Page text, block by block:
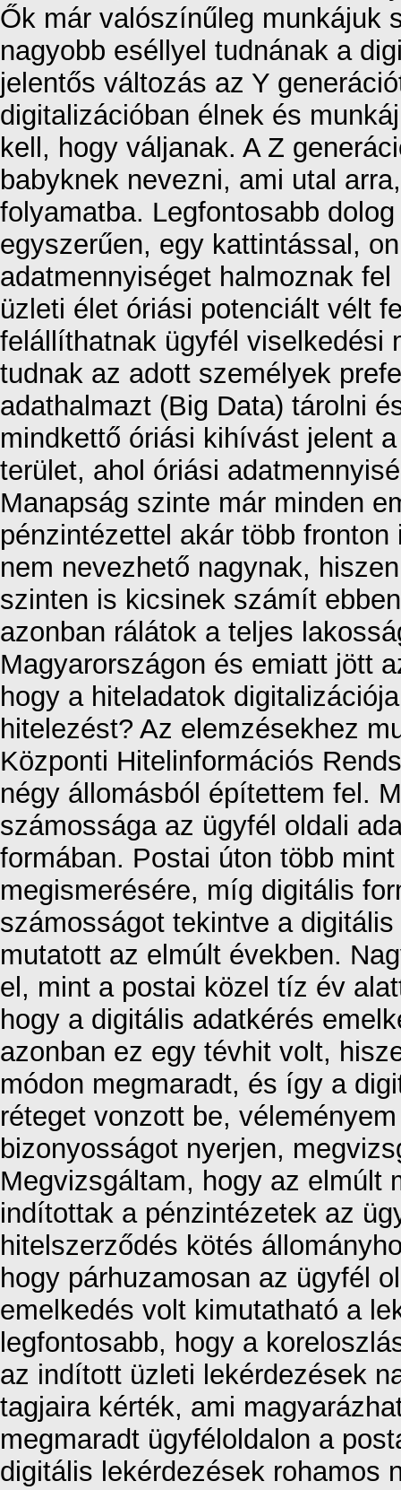
Ők már valószínűleg munkájuk
nagyobb eséllyel tudnának a
jelentős változás az Y
digitalizációban élnek és
kell, hogy váljanak. A Z
babyknek nevezni, ami utal
folyamatba. Legfontosabb
egyszerűen, egy kattintással,
adatmennyiséget halmoznak
üzleti élet óriási potenciált vélt
felállíthatnak ügyfél viselkedési
tudnak az adott személyek
adathalmazt (Big Data) tárolni
mindkettő óriási kihívást jelent
terület, ahol óriási
Manapság szinte már minden
pénzintézettel akár több
nem nevezhető nagynak,
szinten is kicsinek számít
azonban rálátok a teljes
Magyarországon és emiatt jött
hogy a hiteladatok
hitelezést? Az elemzésekhez
Központi Hitelinformációs
négy állomásból építettem fel.
számossága az ügyfél oldali
formában. Postai úton több
megismerésére, míg digitális
számosságot tekintve a
mutatott az elmúlt években.
el, mint a postai közel tíz év
hogy a digitális adatkérés
azonban ez egy tévhit volt,
módon megmaradt, és így a
réteget vonzott be,
bizonyosságot nyerjen,
Megvizsgáltam, hogy az elmúlt
indítottak a pénzintézetek az
hitelszerződés kötés
hogy párhuzamosan az ügyfél
emelkedés volt kimutatható a
legfontosabb, hogy a
az indított üzleti lekérdezések
tagjaira kérték, ami
megmaradt ügyféloldalon a
digitális lekérdezések rohamos